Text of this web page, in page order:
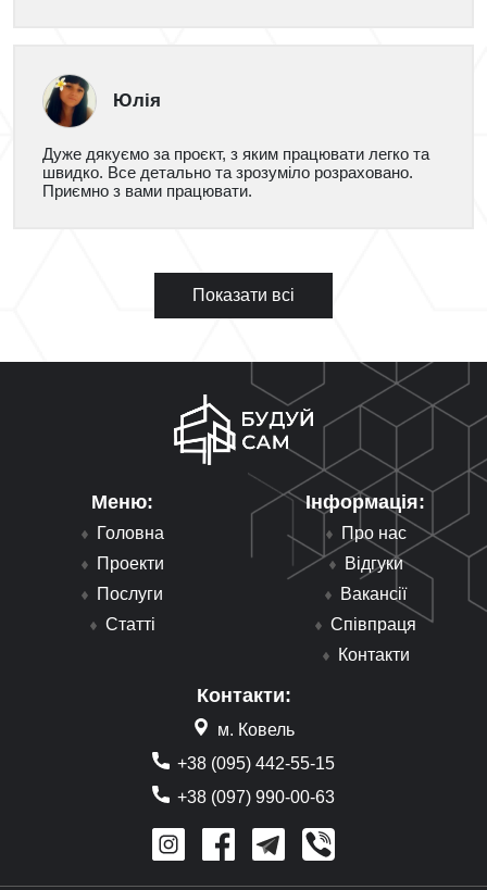
Юлія
Дуже дякуємо за проєкт, з яким працювати легко та
швидко. Все детально та зрозуміло розраховано.
Приємно з вами працювати.
Показати всі
Меню:
Головна
Проекти
Послуги
Статті
Інформація:
Про нас
Відгуки
Вакансії
Співпраця
Контакти
Контакти:
м. Ковель
+38 (095) 442-55-15
+38 (097) 990-00-63